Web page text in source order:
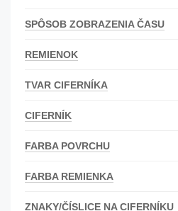
SPÔSOB ZOBRAZENIA ČASU
REMIENOK
TVAR CIFERNÍKA
CIFERNÍK
FARBA POVRCHU
FARBA REMIENKA
ZNAKY/ČÍSLICE NA CIFERNÍKU